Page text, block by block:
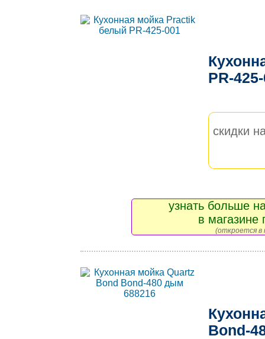
PR-
скидки
узнать больше
в магазине
(откроется в
Bond-